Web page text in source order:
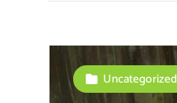
Uncategorized